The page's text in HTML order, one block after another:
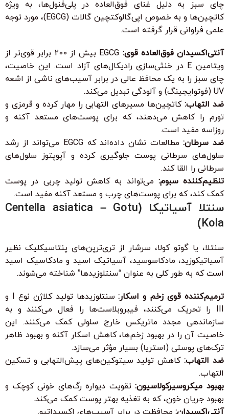
چای سبز به دلیل غنای فوق‌العاده در پلی‌فنول‌ها، به ویژه
کاتچین‌ها و به خصوص اپی‌گالوکتچین گالات (EGCG)، مورد توجه
علمی فراوانی قرار گرفته است.
آنتی‌اکسیدان فوق‌العاده قوی:
EGCG بیش از 200 برابر قوی‌تر از
ویتامین E در خنثی‌سازی رادیکال‌های آزاد است. این خاصیت،
چای سبز را به یک محافظ عالی در برابر آسیب‌های ناشی از اشعه
UV (فوتوایجینگ) و آلودگی تبدیل می‌کند.
ضد التهاب:کاتچین‌ها مسیرهای التهابی را مهار کرده و قرمزی و
تورم را کاهش می‌دهند، که برای پوست‌های مستعد آکنه و
روزاسه مفید است.
ضد سرطان:
مطالعات نشان داده‌اند که EGCG می‌تواند از رشد
سلول‌های سرطانی پوست جلوگیری کرده و آپوپتوز سلول‌های
سرطانی را القا کند.
تنظیم‌کننده سبوم: می‌تواند به کاهش تولید چربی در پوست
کمک کند، که برای پوست‌های چرب و مستعد آکنه مفید است.
سنتلا آسیاتیکا (Centella asiatica – Gotu
Kola)
سنتلا، یا گوتو کولا، سرشار از تری‌ترپن‌های پنتاسیکلیک نظیر
آسیاتیکوزید، مادکاسوسید، آسیاتیک اسید و مادکاسیک اسید
است که به طور کلی به عنوان “سنتلوزیدها” شناخته می‌شوند.
ترمیم‌کننده قوی زخم و اسکار:
سنتلوزیدها تولید کلاژن نوع I و
III را تحریک می‌کنند، فیبروبلاست‌ها را فعال می‌کنند و به
سازماندهی مجدد ماتریکس خارج سلولی کمک می‌کنند. این
خاصیت آن را در بهبود زخم‌ها، کاهش اسکار آکنه و بهبود ظاهر
ترک‌های پوستی (استریا) بسیار مؤثر می‌سازد.
ضد التهاب:کاهش تولید سیتوکین‌های پیش‌التهابی و تسکین
التهاب.
بهبود میکروسیرکولاسیون:تقویت دیواره رگ‌های خونی کوچک و
بهبود جریان خون، که به تغذیه بهتر پوست کمک می‌کند.